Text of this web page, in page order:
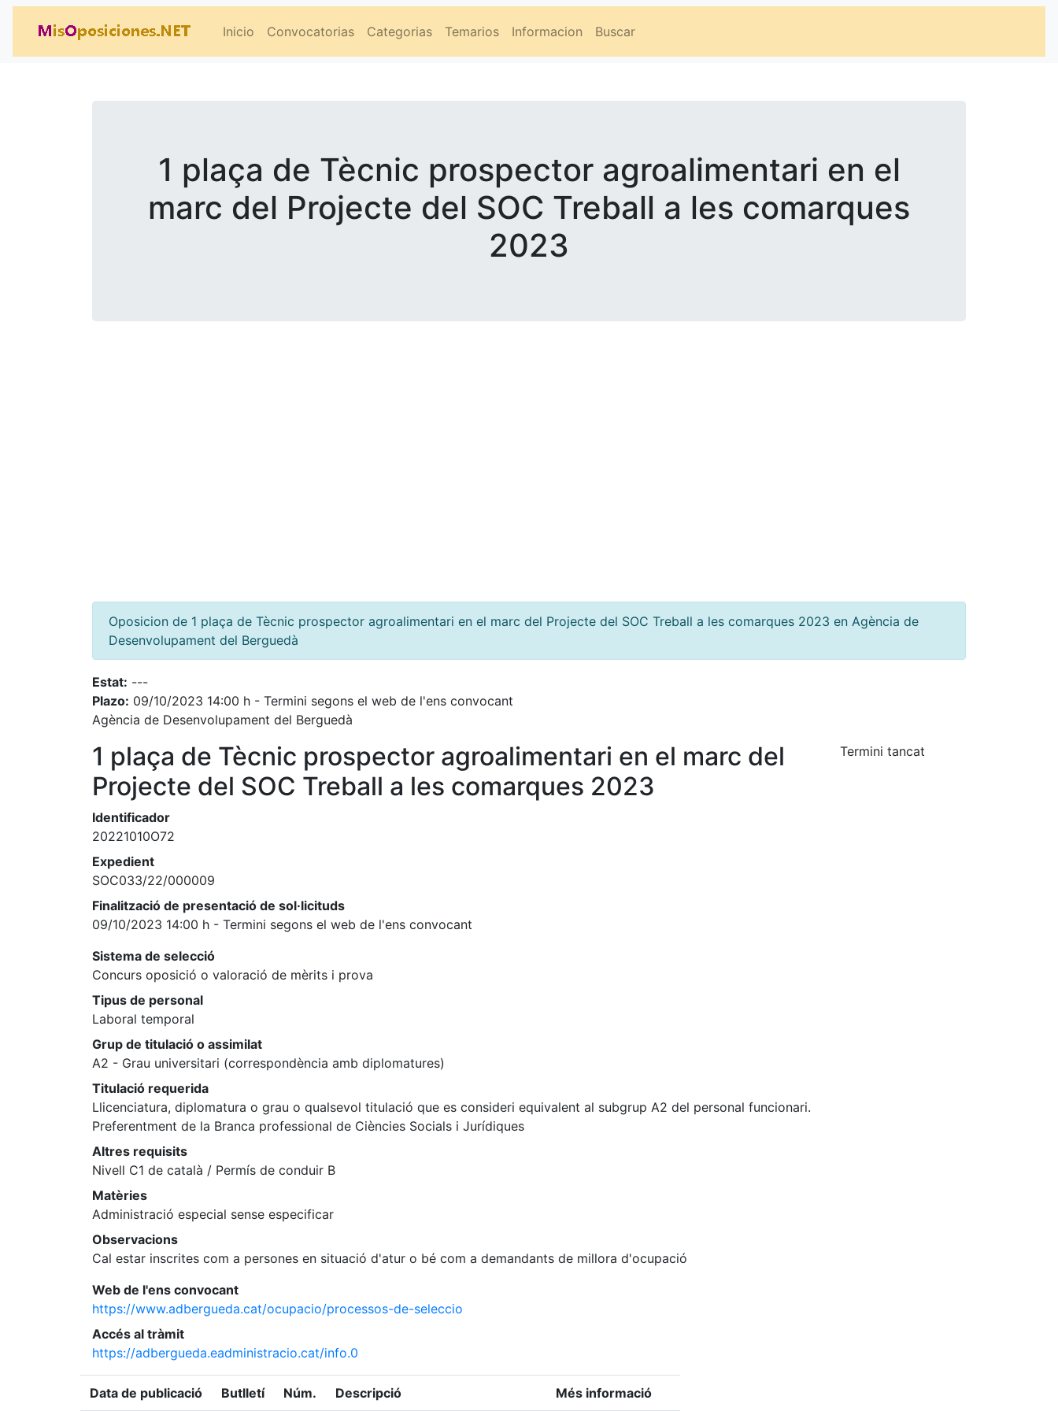
Inicio Convocatorias Categorias Temarios Informacion Buscar
1 plaça de Tècnic prospector agroalimentari en el
marc del Projecte del SOC Treball a les comarques
2023
Oposicion de 1 plaça de Tècnic prospector agroalimentari en el marc del Projecte del SOC Treball a les comarques 2023 en Agència de
Desenvolupament del Berguedà
Estat: ---
Plazo: 09/10/2023 14:00 h - Termini segons el web de l'ens convocant
Agència de Desenvolupament del Berguedà
1 plaça de Tècnic prospector agroalimentari en el marc del
Projecte del SOC Treball a les comarques 2023
Identificador
20221010O72
Expedient
SOC033/22/000009
Finalització de presentació de sol·licituds
09/10/2023 14:00 h - Termini segons el web de l'ens convocant
Sistema de selecció
Concurs oposició o valoració de mèrits i prova
Tipus de personal
Laboral temporal
Grup de titulació o assimilat
A2 - Grau universitari (correspondència amb diplomatures)
Titulació requerida
Llicenciatura, diplomatura o grau o qualsevol titulació que es consideri equivalent al subgrup A2 del personal funcionari.
Preferentment de la Branca professional de Ciències Socials i Jurídiques
Altres requisits
Nivell C1 de català / Permís de conduir B
Matèries
Administració especial sense especificar
Observacions
Cal estar inscrites com a persones en situació d'atur o bé com a demandants de millora d'ocupació
Web de l'ens convocant
https://www.adbergueda.cat/ocupacio/processos-de-seleccio
Accés al tràmit
https://adbergueda.eadministracio.cat/info.0
Data de publicació Butlletí Núm. Descripció Més informació
Termini tancat